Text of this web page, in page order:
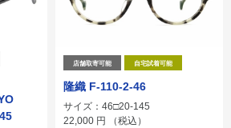
店舗取寄可能 自宅試着可能
隆織 F-110-2-46
サイズ：46□20-145
22,000 円 （税込）